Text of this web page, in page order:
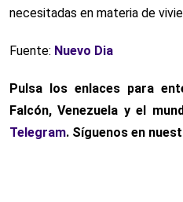
necesitadas en materia de
Fuente: Nuevo Dia
Pulsa los enlaces para
Falcón, Venezuela y el
Telegram. Síguenos en